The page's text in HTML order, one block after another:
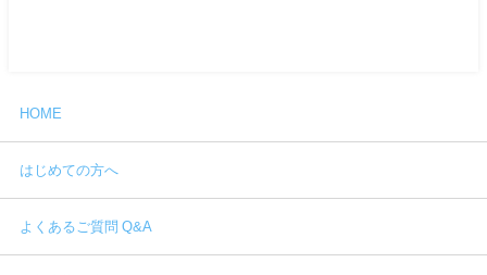
HOME
はじめての方へ
よくあるご質問 Q&A